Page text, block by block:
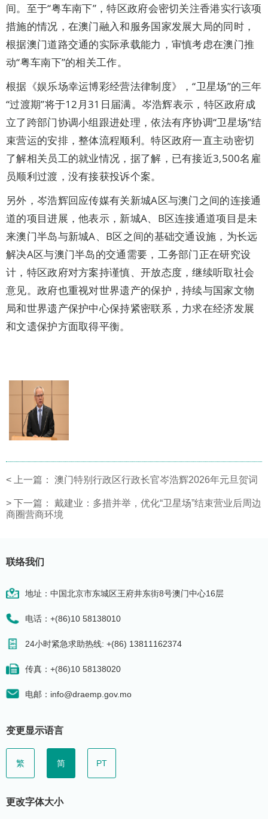
间。至于“粤车南下”，特区政府会密切关注香港实行该项
措施的情况，在澳门融入和服务国家发展大局的同时，
根据澳门道路交通的实际承载能力，审慎考虑在澳门推
动“粤车南下”的相关工作。
根据《娱乐场幸运博彩经营法律制度》，“卫星场”的三年
“过渡期”将于12月31日届满。岑浩辉表示，特区政府成
立了跨部门协调小组跟进处理，依法有序协调“卫星场”结
束营运的安排，整体流程顺利。特区政府一直主动密切
了解相关员工的就业情况，据了解，已有接近3,500名雇
员顺利过渡，没有接获投诉个案。
另外，岑浩辉回应传媒有关新城A区与澳门之间的连接通
道的项目进展，他表示，新城A、B区连接通道项目是未
来澳门半岛与新城A、B区之间的基础交通设施，为长远
解决A区与澳门半岛的交通需要，工务部门正在研究设
计，特区政府对方案持谨慎、开放态度，继续听取社会
意见。政府也重视对世界遗产的保护，持续与国家文物
局和世界遗产保护中心保持紧密联系，力求在经济发展
和文遗保护方面取得平衡。
< 上一篇： 澳门特别行政区行政长官岑浩辉2026年元旦贺词
> 下一篇：
戴建业：多措并举，优化“卫星场”结束营业后周边
商圈营商环境
联络我们
地址：中国北京市东城区王府井东街8号澳门中心16层
电话：+(86)10 58138010
24小时紧急求助热线: +(86) 13811162374
传真：+(86)10 58138020
电邮：info@draemp.gov.mo
变更显示语言
繁 简 PT
更改字体大小